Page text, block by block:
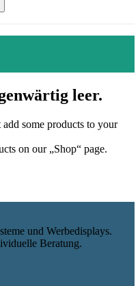
leer.
some products to your
on our „Shop“ page.
und Werbedisplays.
Beratung.